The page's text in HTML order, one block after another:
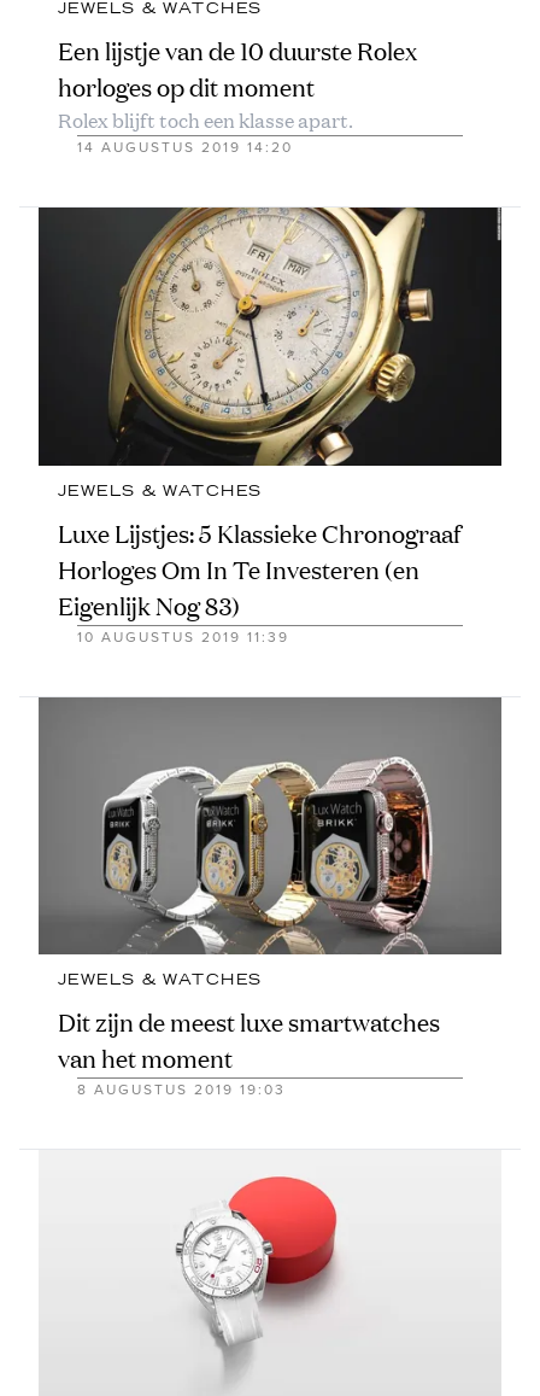
JEWELS & WATCHES
Een lijstje van de 10 duurste Rolex
horloges op dit moment
Rolex blijft toch een klasse apart.
14 AUGUSTUS 2019 14:20
JEWELS & WATCHES
Luxe Lijstjes: 5 Klassieke Chronograaf
Horloges Om In Te Investeren (en
Eigenlijk Nog 83)
10 AUGUSTUS 2019 11:39
JEWELS & WATCHES
Dit zijn de meest luxe smartwatches
van het moment
8 AUGUSTUS 2019 19:03